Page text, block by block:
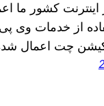
اینترنت کشور ما
از خدمات وی
چت اعمال